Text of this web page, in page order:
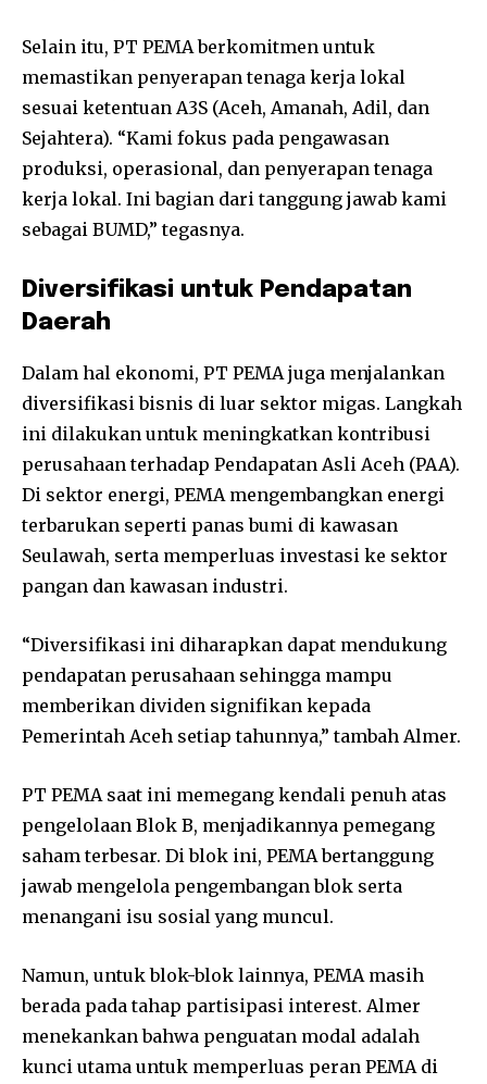
Selain itu, PT PEMA berkomitmen untuk
memastikan penyerapan tenaga kerja lokal
sesuai ketentuan A3S (Aceh, Amanah, Adil, dan
Sejahtera). “Kami fokus pada pengawasan
produksi, operasional, dan penyerapan tenaga
kerja lokal. Ini bagian dari tanggung jawab kami
sebagai BUMD,” tegasnya.
Diversifikasi untuk Pendapatan
Daerah
Dalam hal ekonomi, PT PEMA juga menjalankan
diversifikasi bisnis di luar sektor migas. Langkah
ini dilakukan untuk meningkatkan kontribusi
perusahaan terhadap Pendapatan Asli Aceh (PAA).
Di sektor energi, PEMA mengembangkan energi
terbarukan seperti panas bumi di kawasan
Seulawah, serta memperluas investasi ke sektor
pangan dan kawasan industri.
“Diversifikasi ini diharapkan dapat mendukung
pendapatan perusahaan sehingga mampu
memberikan dividen signifikan kepada
Pemerintah Aceh setiap tahunnya,” tambah Almer.
PT PEMA saat ini memegang kendali penuh atas
pengelolaan Blok B, menjadikannya pemegang
saham terbesar. Di blok ini, PEMA bertanggung
jawab mengelola pengembangan blok serta
menangani isu sosial yang muncul.
Namun, untuk blok-blok lainnya, PEMA masih
berada pada tahap partisipasi interest. Almer
menekankan bahwa penguatan modal adalah
kunci utama untuk memperluas peran PEMA di